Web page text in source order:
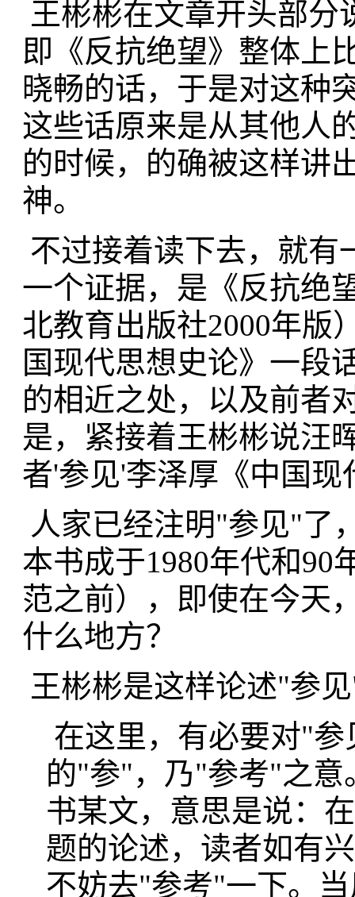
王彬彬在文章开头部
即《反抗绝望》整体上
晓畅的话，于是对这种
这些话原来是从其他人
的时候，的确被这样讲
神。
不过接着读下去，就有
一个证据，是《反抗绝
北教育出版社2000年版
国现代思想史论》一段
的相近之处，以及前者
是，紧接着王彬彬说汪
者'参见'李泽厚《中国
人家已经注明"参见"了
本书成于1980年代和90
范之前），即使在今天
什么地方？
王彬彬是这样论述"参
在这里，有必要对"
的"参"，乃"参考"之
书某文，意思是说：
题的论述，读者如有
不妨去"参考"一下。